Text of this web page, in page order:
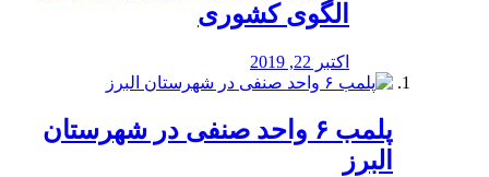
الگوی کشوری
اکتبر 22, 2019
پلمب ۶ واحد صنفی در شهرستان
البرز